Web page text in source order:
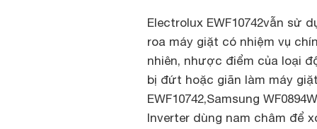
Electrolux EWF10742vẫn sử
roa máy giặt có nhiệm vụ
nhiên, nhược điểm của loại
bị đứt hoặc giãn làm máy
EWF10742,Samsung
Inverter dùng nam châm để